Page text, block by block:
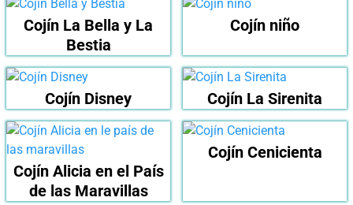
Cojín La Bella y La
Bestia
Cojín niño
Cojín Disney Cojín La Sirenita
Cojín Alicia en el País
de las Maravillas
Cojín Cenicienta